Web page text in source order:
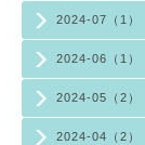
2024-07（1）
2024-06（1）
2024-05（2）
2024-04（2）